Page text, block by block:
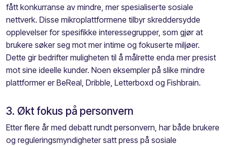
fått konkurranse av mindre, mer spesialiserte sosiale
nettverk. Disse mikroplattformene tilbyr skreddersydde
opplevelser for spesifikke interessegrupper, som gjør at
brukere søker seg mot mer intime og fokuserte miljøer.
Dette gir bedrifter muligheten til å målrette enda mer presist
mot sine ideelle kunder. Noen eksempler på slike mindre
plattformer er BeReal, Dribble, Letterboxd og Fishbrain.
3. Økt fokus på personvern
Etter flere år med debatt rundt personvern, har både brukere
og reguleringsmyndigheter satt press på sosiale